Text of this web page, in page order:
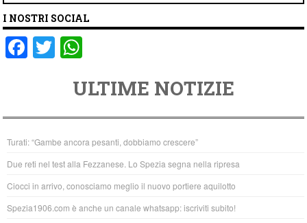
I NOSTRI SOCIAL
F
a
e
b
o
o
k
T
wi
er
at
s
A
p
p
ULTIME NOTIZIE
Turati: “Gambe ancora pesanti, dobbiamo crescere”
Due reti nel test alla Fezzanese. Lo Spezia segna nella ripresa
Ciocci in arrivo, conosciamo meglio il nuovo portiere aquilotto
Spezia1906.com è anche un canale whatsapp: iscriviti subito!